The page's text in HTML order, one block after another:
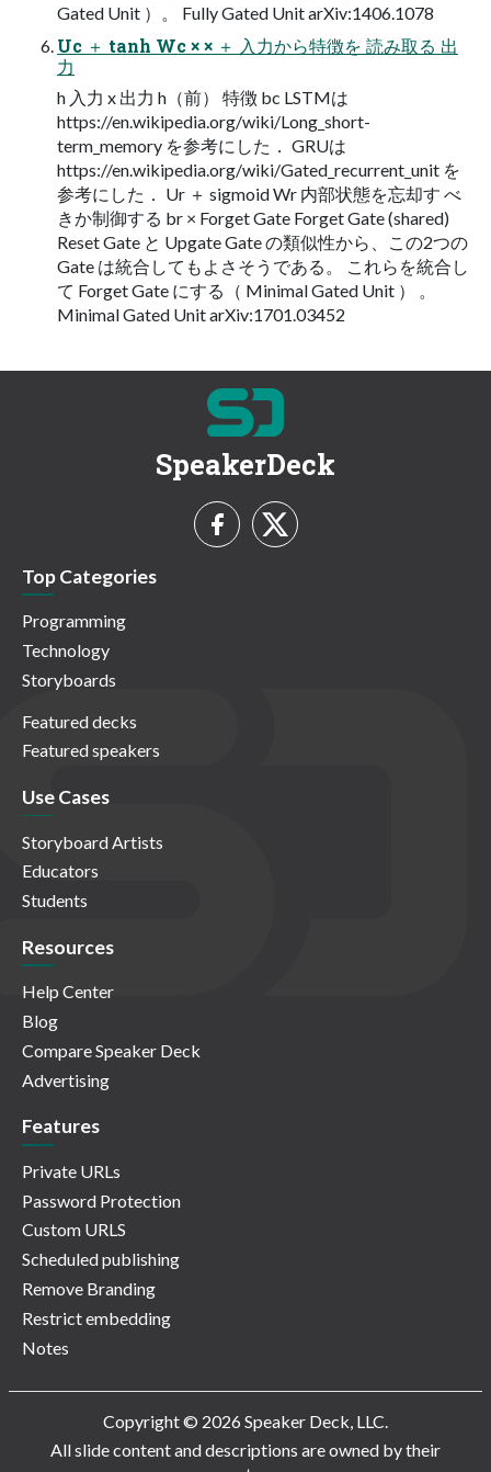
Gated Unit ）。 Fully Gated Unit arXiv:1406.1078
Uc ＋ tanh Wc × × ＋ 入力から特徴を 読み取る 出
力
h 入力 x 出力 h（前） 特徴 bc LSTMは
https://en.wikipedia.org/wiki/Long_short-
term_memory を参考にした． GRUは
https://en.wikipedia.org/wiki/Gated_recurrent_unit を
参考にした． Ur ＋ sigmoid Wr 内部状態を忘却す べ
きか制御する br × Forget Gate Forget Gate (shared)
Reset Gate と Upgate Gate の類似性から、この2つの
Gate は統合してもよさそうである。 これらを統合し
て Forget Gate にする（ Minimal Gated Unit ） 。
Minimal Gated Unit arXiv:1701.03452
SpeakerDeck
Top Categories
Programming
Technology
Storyboards
Featured decks
Featured speakers
Use Cases
Storyboard Artists
Educators
Students
Resources
Help Center
Blog
Compare Speaker Deck
Advertising
Features
Private URLs
Password Protection
Custom URLS
Scheduled publishing
Remove Branding
Restrict embedding
Notes
Copyright © 2026 Speaker Deck, LLC.
All slide content and descriptions are owned by their